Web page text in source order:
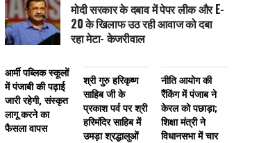
मोदी सरकार के दबाव में पेपर लीक और E-
20 के खिलाफ उठ रही आवाज को दबा
रहा मेटा- केजरीवाल
आर्मी पब्लिक स्कूलों
में पंजाबी की पढ़ाई
जारी रहेगी, संस्कृत
लागू करने का
फैसला वापस
श्री गुरु हरिकृष्ण
साहिब जी के
प्रकाश पर्व पर श्री
हरिमंदिर साहिब में
उमड़ा श्रद्धालुओं
नीति आयोग की
रैंकिंग में पंजाब ने
केरल को पछाड़ा;
शिक्षा मंत्री ने
विधानसभा में चार